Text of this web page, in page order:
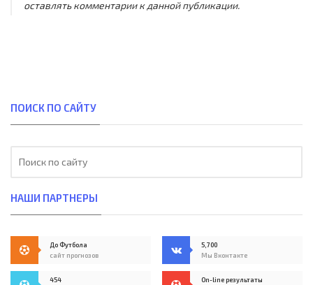
оставлять комментарии к данной публикации.
ПОИСК ПО САЙТУ
НАШИ ПАРТНЕРЫ
До Футбола
сайт прогнозов
5,700
Мы Вконтакте
454
On-line результаты